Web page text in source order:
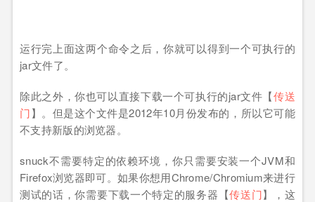
运行完上面这两个命令之后，你就可以得到一个可执行的
jar文件了。
除此之外，你也可以直接下载一个可执行的jar文件【传送
门】。但是这个文件是2012年10月份发布的，所以它可能
不支持新版的浏览器。
snuck不需要特定的依赖环境，你只需要安装一个JVM和
Firefox浏览器即可。如果你想用Chrome/Chromium来进行
测试的话，你需要下载一个特定的服务器【传送门】，这